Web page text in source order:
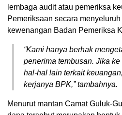
lembaga audit atau pemeriksa
Pemeriksaan secara
kewenangan Badan Pemeriksa
“Kami hanya berhak
penerima tembusan. Jika
hal-hal lain terkait
kerjanya BPK,” tambahnya.
Menurut mantan Camat Guluk-